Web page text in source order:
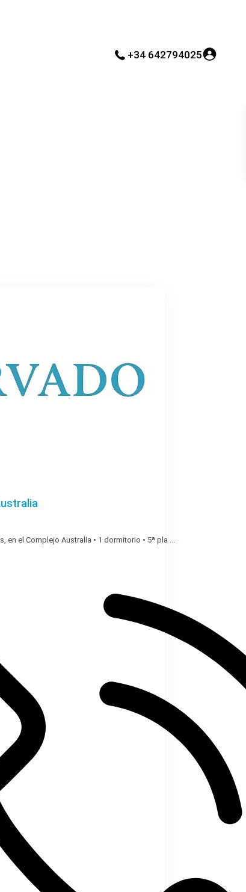
+34 642794025
en el Complejo Australia • 1 dormitorio • 5ª pla ...